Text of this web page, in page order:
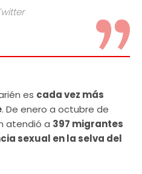
es cada vez más
. De enero a octubre de
atendió a 397 migrantes
sexual en la selva del